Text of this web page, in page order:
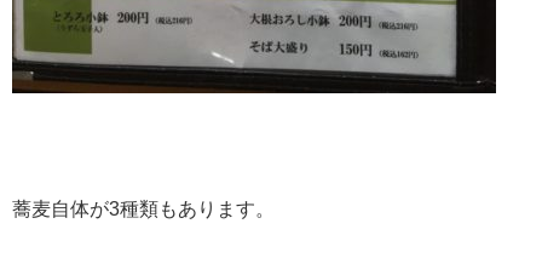
蕎麦自体が3種類もあります。